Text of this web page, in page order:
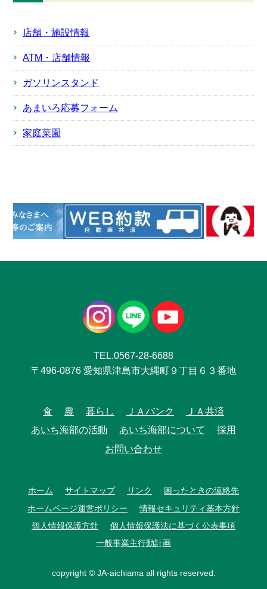
店舗・施設情報
ATM・店舗情報
ガソリンスタンド
あまいろ応募フォーム
家庭菜園
TEL.0567-28-6688
〒496-0876 愛知県津島市大縄町９丁目６３番地
食 農 暮らし ＪＡバンク
ＪＡ共済
あいち海部の活動
あいち海部について
採用
お問い合わせ
ホーム サイトマップ リンク
困ったときの連絡先
ホームページ運営ポリシー
情報セキュリティ基本方針
個人情報保護方針
個人情報保護法に基づく公表事項
一般事業主行動計画
copyright © JA-aichiama all rights reserved.